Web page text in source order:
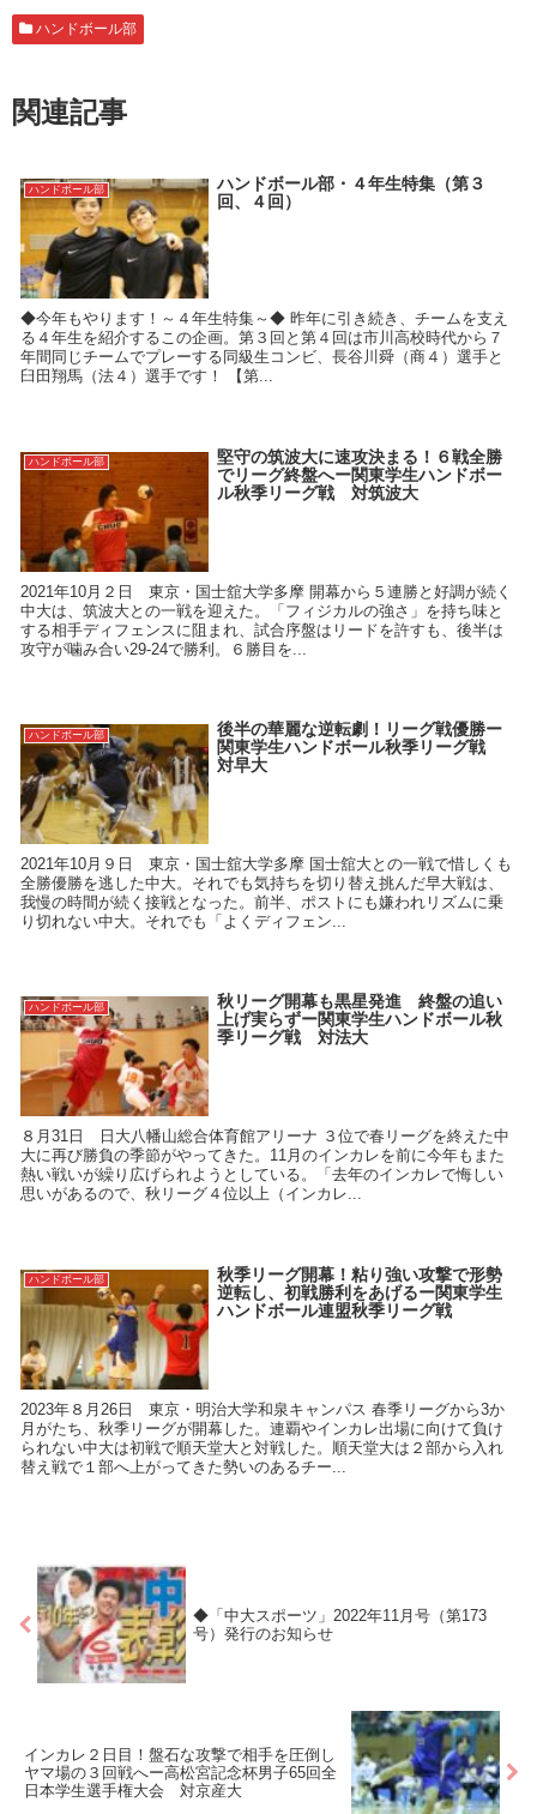
ハンドボール部
関連記事
ハンドボール部
ハンドボール部・４年生特集（第３
回、４回）
◆今年もやります！～４年生特集～◆ 昨年に引き続き、チームを支え
る４年生を紹介するこの企画。第３回と第４回は市川高校時代から７
年間同じチームでプレーする同級生コンビ、長谷川舜（商４）選手と
臼田翔馬（法４）選手です！ 【第...
ハンドボール部
堅守の筑波大に速攻決まる！６戦全勝
でリーグ終盤へー関東学生ハンドボー
ル秋季リーグ戦 対筑波大
2021年10月２日 東京・国士舘大学多摩 開幕から５連勝と好調が続く
中大は、筑波大との一戦を迎えた。「フィジカルの強さ」を持ち味と
する相手ディフェンスに阻まれ、試合序盤はリードを許すも、後半は
攻守が噛み合い29-24で勝利。６勝目を...
ハンドボール部
後半の華麗な逆転劇！リーグ戦優勝ー
関東学生ハンドボール秋季リーグ戦
対早大
2021年10月９日 東京・国士舘大学多摩 国士舘大との一戦で惜しくも
全勝優勝を逃した中大。それでも気持ちを切り替え挑んだ早大戦は、
我慢の時間が続く接戦となった。前半、ポストにも嫌われリズムに乗
り切れない中大。それでも「よくディフェン...
ハンドボール部
秋リーグ開幕も黒星発進 終盤の追い
上げ実らずー関東学生ハンドボール秋
季リーグ戦 対法大
８月31日 日大八幡山総合体育館アリーナ ３位で春リーグを終えた中
大に再び勝負の季節がやってきた。11月のインカレを前に今年もまた
熱い戦いが繰り広げられようとしている。「去年のインカレで悔しい
思いがあるので、秋リーグ４位以上（インカレ...
ハンドボール部
秋季リーグ開幕！粘り強い攻撃で形勢
逆転し、初戦勝利をあげるー関東学生
ハンドボール連盟秋季リーグ戦
2023年８月26日 東京・明治大学和泉キャンパス 春季リーグから3か
月がたち、秋季リーグが開幕した。連覇やインカレ出場に向けて負け
られない中大は初戦で順天堂大と対戦した。順天堂大は２部から入れ
替え戦で１部へ上がってきた勢いのあるチー...
◆「中大スポーツ」2022年11月号（第173
号）発行のお知らせ
インカレ２日目！盤石な攻撃で相手を圧倒し
ヤマ場の３回戦へー高松宮記念杯男子65回全
日本学生選手権大会 対京産大